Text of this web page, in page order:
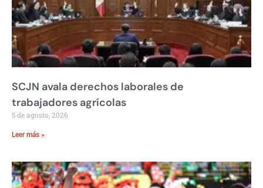
SCJN avala derechos laborales de
trabajadores agrícolas
5 de agosto, 2026
Leer más »